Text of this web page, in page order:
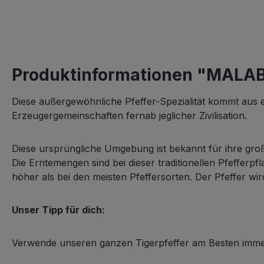
Produktinformationen
Diese außergewöhnliche Pfeffer-Spezialität kommt
Erzeugergemeinschaften fernab jeglicher Zivilisation.
Diese ursprüngliche Umgebung ist bekannt für ihre
Die Erntemengen sind bei dieser traditionellen
höher als bei den meisten Pfeffersorten. Der Pfeffer
Unser Tipp für dich:
Verwende unseren ganzen Tigerpfeffer am Besten